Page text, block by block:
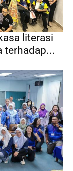
literasi
terhadap...